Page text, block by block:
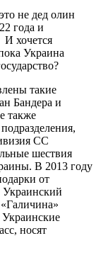
не дед олин
года и
хочется
Украина
такие
Бандера и
также
СС
шествия
В 2013 году
от
Украинский
носят